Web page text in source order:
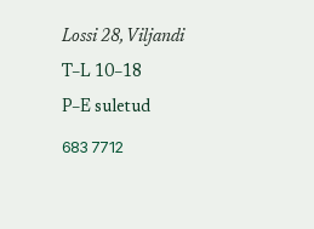
Lossi 28, Viljandi
T–L 10–18
P–E suletud
683 7712